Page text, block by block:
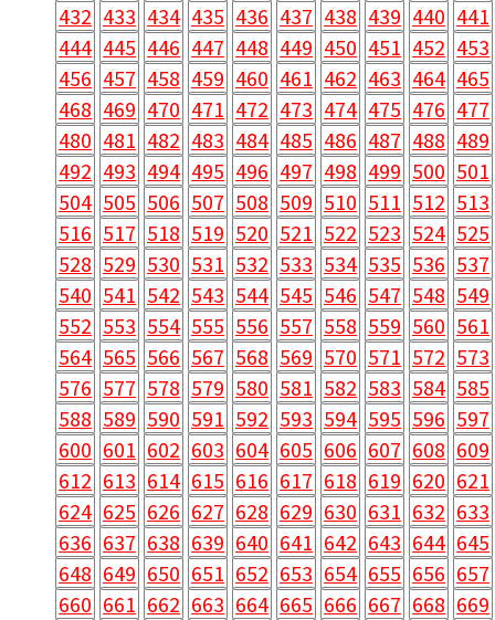
432 433 434 435 436 437 438 439 440 441
444 445 446 447 448 449 450 451 452 453
456 457 458 459 460 461 462 463 464 465
468 469 470 471 472 473 474 475 476 477
480 481 482 483 484 485 486 487 488 489
492 493 494 495 496 497 498 499 500 501
504 505 506 507 508 509 510 511 512 513
516 517 518 519 520 521 522 523 524 525
528 529 530 531 532 533 534 535 536 537
540 541 542 543 544 545 546 547 548 549
552 553 554 555 556 557 558 559 560 561
564 565 566 567 568 569 570 571 572 573
576 577 578 579 580 581 582 583 584 585
588 589 590 591 592 593 594 595 596 597
600 601 602 603 604 605 606 607 608 609
612 613 614 615 616 617 618 619 620 621
624 625 626 627 628 629 630 631 632 633
636 637 638 639 640 641 642 643 644 645
648 649 650 651 652 653 654 655 656 657
660 661 662 663 664 665 666 667 668 669